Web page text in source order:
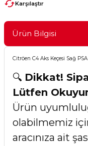
Karşılaştır
Ürün Bilgisi
Citröen C4 Aks Keçesi Sağ
🔍 Dikkat!
Lütfen
Ürün
olabilmemiz
aracınıza ait